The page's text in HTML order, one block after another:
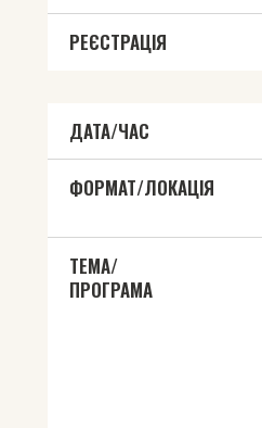
РЕЄСТРАЦІЯ
ДАТА/ЧАС
ФОРМАТ/ЛОКАЦІЯ
ТЕМА/
ПРОГРАМА